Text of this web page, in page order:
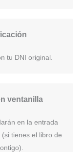
tu DNI original.
ventanilla
en la entrada
tienes el libro de